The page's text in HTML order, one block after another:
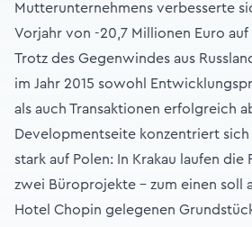
Mutterunternehmens verbesserte
Vorjahr von -20,7 Millionen Euro auf
Trotz des Gegenwindes aus
im Jahr 2015 sowohl
als auch Transaktionen erfolgreich
Developmentseite konzentriert sich
stark auf Polen: In Krakau laufen die
zwei Büroprojekte – zum einen soll
Hotel Chopin gelegenen